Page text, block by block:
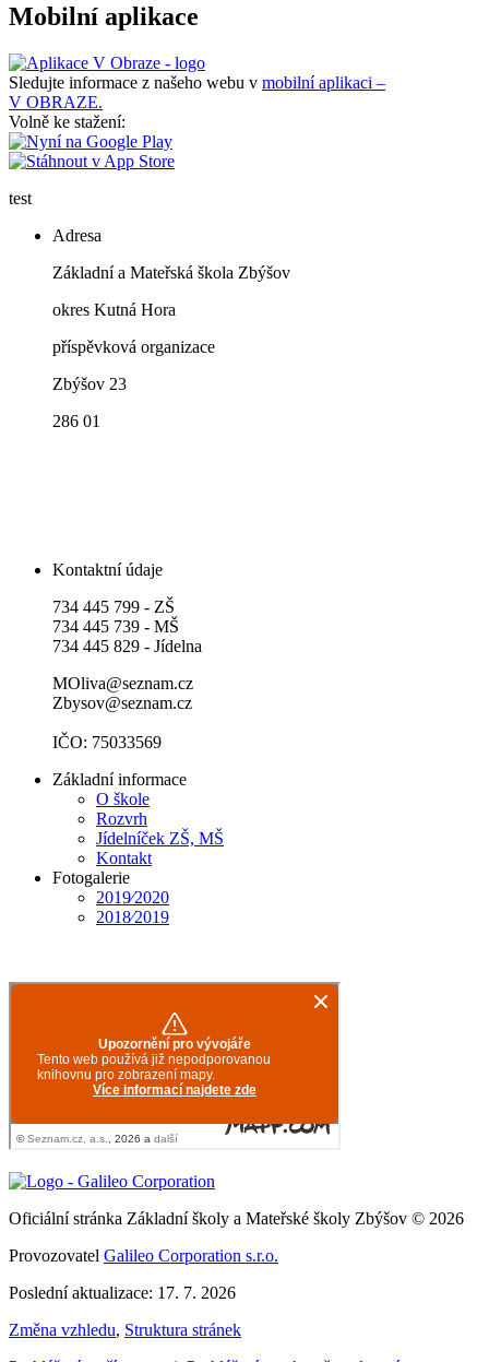
Mobilní aplikace
Sledujte informace z našeho webu v mobilní aplikaci –
V OBRAZE.
Volně ke stažení:
test
Adresa
Základní a Mateřská škola Zbýšov
okres Kutná Hora
příspěvková organizace
Zbýšov 23
286 01
Kontaktní údaje
734 445 799 - ZŠ
734 445 739 - MŠ
734 445 829 - Jídelna
MOliva@seznam.cz
Zbysov@seznam.cz
IČO: 75033569
Základní informace
O škole
Rozvrh
Jídelníček ZŠ, MŠ
Kontakt
Fotogalerie
2019⁄2020
2018⁄2019
Oficiální stránka Základní školy a Mateřské školy Zbýšov © 2026
Provozovatel Galileo Corporation s.r.o.
Poslední aktualizace: 17. 7. 2026
Změna vzhledu, Struktura stránek